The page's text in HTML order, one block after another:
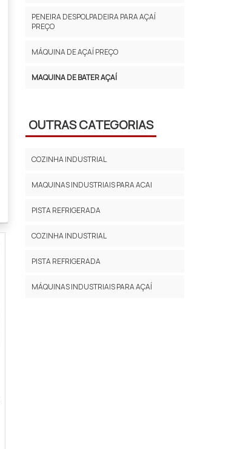
PENEIRA DESPOLPADEIRA PARA AÇAÍ
PREÇO
MÁQUINA DE AÇAÍ PREÇO
MAQUINA DE BATER AÇAÍ
OUTRAS CATEGORIAS
COZINHA INDUSTRIAL
MAQUINAS INDUSTRIAIS PARA ACAI
PISTA REFRIGERADA
COZINHA INDUSTRIAL
PISTA REFRIGERADA
MÁQUINAS INDUSTRIAIS PARA AÇAÍ